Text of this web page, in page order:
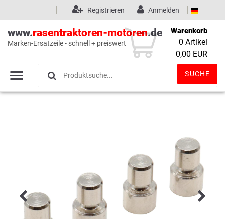
Wunschliste (0)
Anmelden
Registrieren
www.rasentraktoren-motoren.de
Marken-Ersatzeile - schnell + preiswert
SUCHE
Warenkorb
0 Artikel
0,00 EUR